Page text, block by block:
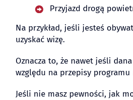
Przyjazd drogą
Na przykład, jeśli jesteś
uzyskać wizę.
Oznacza to, że nawet jeśli
względu na przepisy programu
Jeśli nie masz pewności, jak